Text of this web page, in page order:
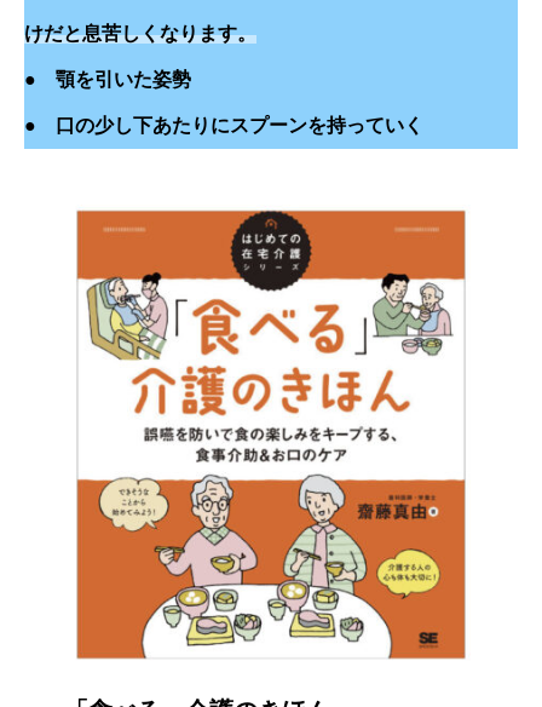
けだと息苦しくなります。
● 顎を引いた姿勢
● 口の少し下あたりにスプーンを持っていく